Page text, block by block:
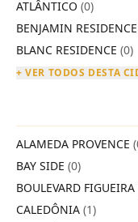
ATLÂNTICO (0)
BENJAMIN RESIDENCE
BLANC RESIDENCE (0)
+ VER TODOS DESTA
ALAMEDA PROVENCE
BAY SIDE (0)
BOULEVARD FIGUEIRA
CALEDÔNIA (1)